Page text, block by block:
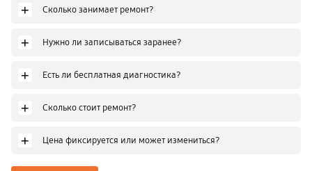
+ Сколько занимает ремонт?
+ Нужно ли записываться заранее?
+ Есть ли бесплатная диагностика?
+ Сколько стоит ремонт?
+ Цена фиксируется или может измениться?